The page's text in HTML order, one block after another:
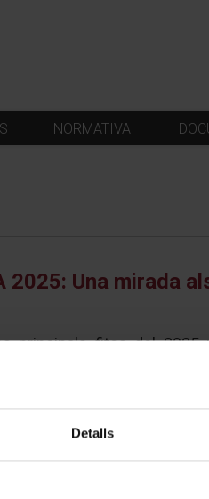
Detalls
NORMATIVA
2025: Una mirada
principals fites del
nostra organització i del sector
destacar lasignatura de la
de dia.